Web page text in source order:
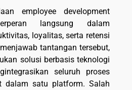
employee development
langsung dalam
loyalitas, serta retensi
tantangan tersebut,
solusi berbasis teknologi
seluruh proses
dalam satu platform. Salah